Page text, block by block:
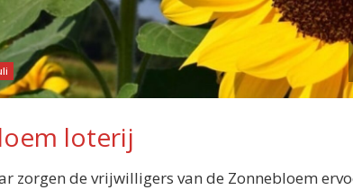
loterij
zorgen de vrijwilligers van de Zonnebloem